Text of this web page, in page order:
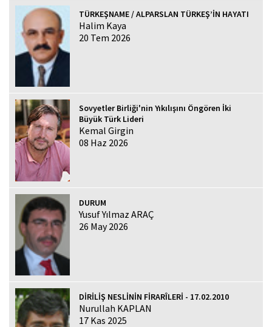
TÜRKEŞNAME / ALPARSLAN TÜRKEŞ’İN HAYATI
Halim Kaya
20 Tem 2026
Sovyetler Birliği'nin Yıkılışını Öngören İki
Büyük Türk Lideri
Kemal Girgin
08 Haz 2026
DURUM
Yusuf Yılmaz ARAÇ
26 May 2026
DİRİLİŞ NESLİNİN FİRARÎLERİ - 17.02.2010
Nurullah KAPLAN
17 Kas 2025